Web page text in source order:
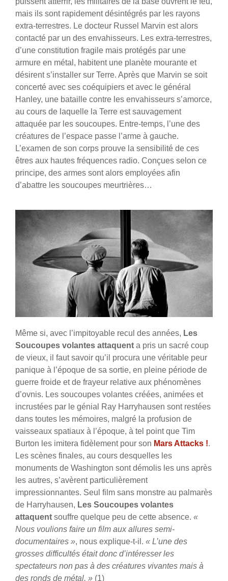
mais ils sont rapidement désintégrés par les rayons
extra-terrestres. Le docteur Russel Marvin est alors
contacté par un des envahisseurs. Les extra-terrestres,
d’une constitution fragile mais protégés par une
armure en métal, habitent une planète mourante et
désirent s’installer sur Terre. Après que Marvin se soit
concerté avec ses coéquipiers et avec le général
Hanley, une bataille contre les envahisseurs s’amorce,
au cours de laquelle la Terre est sauvagement
attaquée par les soucoupes. Entre-temps, l’une des
créatures de l’espace passe l’arme à gauche.
L’examen de son corps prouve la sensibilité de ces
êtres aux hautes fréquences radio. Conçues selon ce
principe, des armes sont alors employées afin
d’abattre les soucoupes meurtrières…
Même si, avec l’impitoyable recul des années, Les
Soucoupes volantes attaquent a pris un sacré coup
de vieux, il faut savoir qu’il procura une véritable peur
panique à l’époque de sa sortie, en pleine période de
guerre froide et de frayeur relative aux phénomènes
d’ovnis. Les soucoupes volantes créées, animées et
incrustées par le génial Ray Harryhausen sont restées
dans toutes les mémoires, malgré la profusion de
vaisseaux spatiaux à l’époque, à tel point que Tim
Burton les imitera fidèlement pour son Mars Attacks !.
Les scènes finales, au cours desquelles les
monuments de Washington sont démolis les uns après
les autres, s’avèrent particulièrement
impressionnantes. Seul film sans monstre au palmarès
de Harryhausen, Les Soucoupes volantes
attaquent souffre quelque peu de cette absence. «
Nous voulions faire un film aux allures semi-
documentaires », nous explique-t-il. « L’une des
grosses difficultés était donc d’intéresser les
spectateurs non pas à des créatures vivantes mais à
des ronds de métal. » (1)